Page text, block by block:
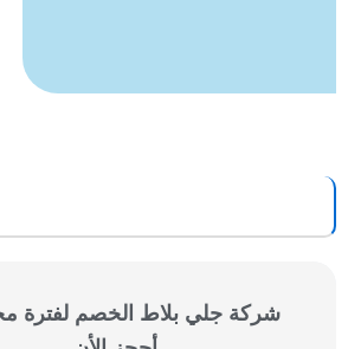
شركة جلي بلاط الخصم لفترة